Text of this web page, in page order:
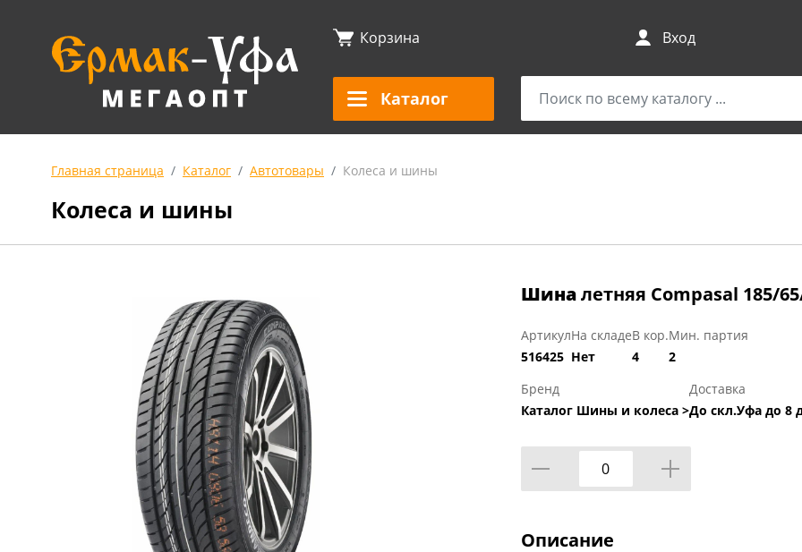
Корзина Вход
Каталог
Главная страница Каталог Автотовары Колеса и шины
Колеса и шины
Шиналетняя Compasal 185/
Артикул
516425
На складе
Нет
В кор.
4
Мин. партия
2
Бренд
Каталог Шины и колеса >
Доставка
До скл.Уфа до 8
Описание